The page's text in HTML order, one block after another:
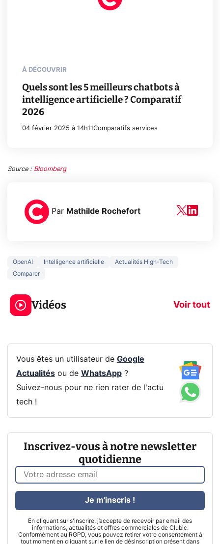
À DÉCOUVRIR
Quels sont les 5 meilleurs chatbots à
intelligence artificielle ? Comparatif
2026
04 février 2025 à 14h11Comparatifs services
Source : Bloomberg
Par Mathilde Rochefort
OpenAI Intelligence artificielle
Actualités High-Tech
Comparer
Vidéos Voir tout
3 écrans en 1 pour
319€ ? Voici L'AOC
CQ32G4ZA !
prochaine
Vous êtes un utilisateur de Google
Actualitésou de WhatsApp?
Suivez-nous pour ne rien rater de l'actu
tech !
Inscrivez-vous à notre newsletter
quotidienne
En cliquant sur s'inscrire, j’accepte de recevoir par email des
informations, actualités et offres commerciales de Clubic.
Conformément au RGPD, vous pouvez retirer votre consentement à
tout moment en cliquant sur le lien de désinscription présent dans
Je m'inscris !